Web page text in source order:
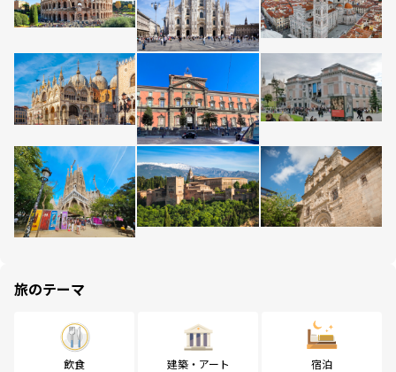
旅のテーマ
飲食 建築・アート 宿泊